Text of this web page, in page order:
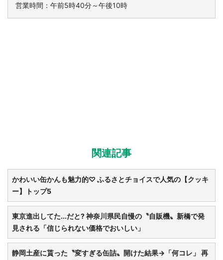
選択する
営業時間：午前5時40分～午後10時
関連記事
かわいい缶かんも魅力的♡ ふるさとチョイスで人気の【クッキ
ー】トップ5
東京進出してた...だと? 神奈川県民自慢の〝自販機〟新橋で発
見される「信じられない価格でおいしい」
静岡土産に貰った〝変すぎる缶詰〟開けた結果→「何コレ」 再